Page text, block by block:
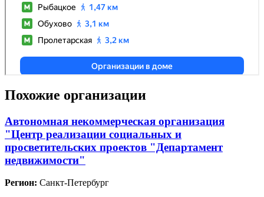
Похожие организации
Автономная некоммерческая организация
"Центр реализации социальных и
просветительских проектов "Департамент
недвижимости"
Регион: Санкт-Петербург